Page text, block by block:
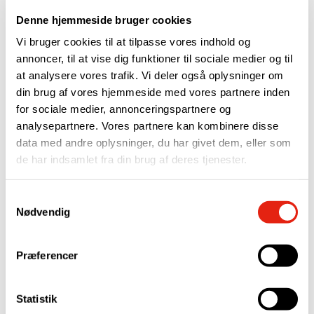
Denne hjemmeside bruger cookies
Vi bruger cookies til at tilpasse vores indhold og
annoncer, til at vise dig funktioner til sociale medier og til
at analysere vores trafik. Vi deler også oplysninger om
din brug af vores hjemmeside med vores partnere inden
for sociale medier, annonceringspartnere og
analysepartnere. Vores partnere kan kombinere disse
data med andre oplysninger, du har givet dem, eller som
de har indsamlet fra din brug af deres tjenester.
Nødvendig
Præferencer
Statistik
er godt rustet til at udnytte robotternes fulde potentiale.
6. Hvilken support tilbyder I efter installationen af
robotsvejsecellen?
Vi tilbyder omfattende support, herunder teknisk assistance
og vedligeholdelse. Vores supportteam er tilgængeligt 24/7
for at sikre, at dine svejseoperationer kører glat og effektivt,
og vi tilbyder også serviceaftaler og opgraderinger efter
behov.
RÅDGIVNING OG SALG AF SVEJSEROBOTLØSNINGER
Vil du vide mere om svejserobotter og automation, så ring